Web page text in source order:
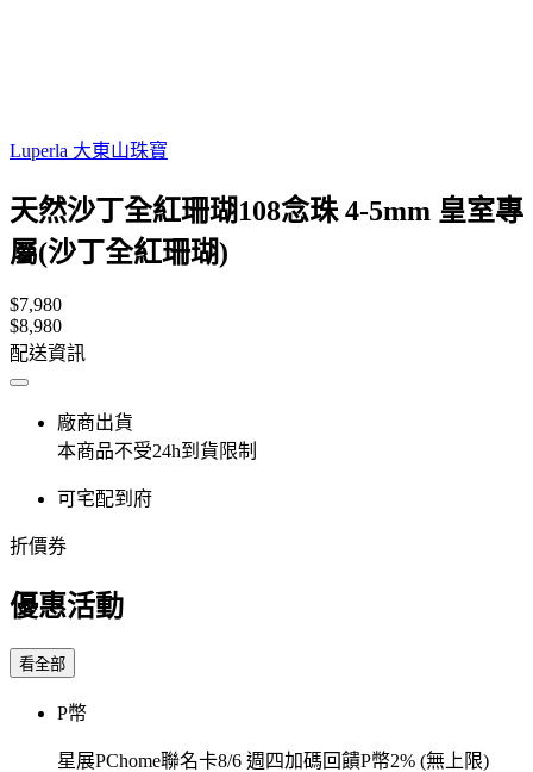
Luperla 大東山珠寶
天然沙丁全紅珊瑚108念珠 4-5mm 皇室專
屬(沙丁全紅珊瑚)
$7,980
$8,980
配送資訊
廠商出貨
本商品不受24h到貨限制
可宅配到府
折價券
優惠活動
看全部
P幣
星展PChome聯名卡8/6 週四加碼回饋P幣2% (無上限)